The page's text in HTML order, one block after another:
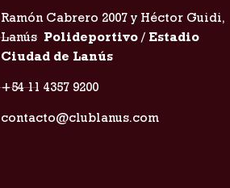
Ramón Cabrero 2007 y Héctor Guidi,
Lanús Polideportivo / Estadio
Ciudad de Lanús
+54 11 4357 9200
contacto@clublanus.com